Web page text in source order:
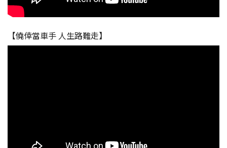
【僥倖當車手 人生路難走】